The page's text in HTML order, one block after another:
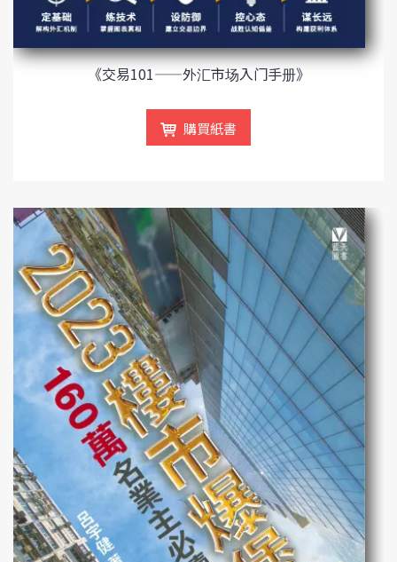
《交易101——外汇市场入门手册》
購買紙書